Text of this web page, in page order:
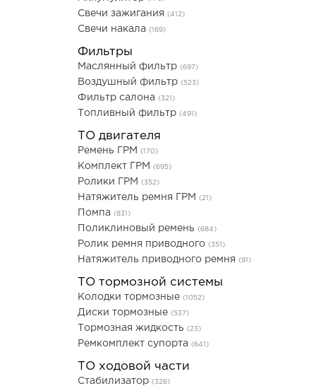
Свечи зажигания (412)
Свечи накала (169)
Фильтры
Маслянный фильтр (697)
Воздушный фильтр (523)
Фильтр салона (321)
Топливный фильтр (491)
ТО двигателя
Ремень ГРМ (170)
Комплект ГРМ (695)
Ролики ГРМ (352)
Натяжитель ремня ГРМ (21)
Помпа (831)
Поликлиновый ремень (684)
Ролик ремня приводного (351)
Натяжитель приводного ремня (91)
ТО тормозной системы
Колодки тормозные (1052)
Диски тормозные (537)
Тормозная жидкость (23)
Ремкомплект супорта (641)
ТО ходовой части
Стабилизатор (326)